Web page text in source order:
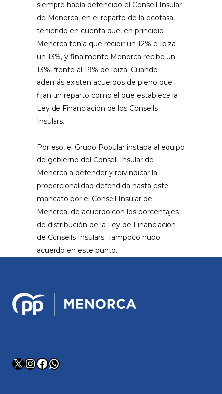
siempre había defendido el Consell Insular
de Menorca, en el reparto de la ecotasa,
teniendo en cuenta que, en principio
Menorca tenía que recibir un 12% e Ibiza
un 13%, y finalmente Menorca recibe un
13%, frente al 19% de Ibiza. Cuando
además existen acuerdos de pleno que
fijan un reparto como el que establece la
Ley de Financiación de los Consells
Insulars.
Por eso, el Grupo Popular instaba al equipo
de gobierno del Consell Insular de
Menorca a defender y reivindicar la
proporcionalidad defendida hasta este
mandato por el Consell Insular de
Menorca, de acuerdo con los porcentajes
de distribución de la Ley de Financiación
de Consells Insulars. Tampoco hubo
acuerdo en este punto.
X Instagram
Facebook
WhatsApp